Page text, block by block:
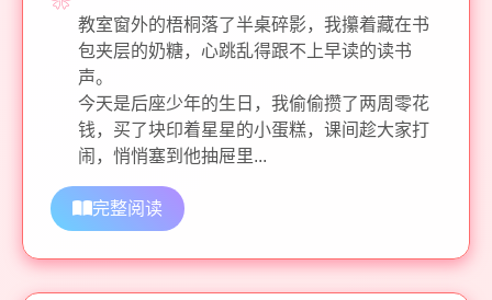
教室窗外的梧桐落了半桌碎影，我攥着藏在书
包夹层的奶糖，心跳乱得跟不上早读的读书
声。
今天是后座少年的生日，我偷偷攒了两周零花
钱，买了块印着星星的小蛋糕，课间趁大家打
闹，悄悄塞到他抽屉里...
完整阅读